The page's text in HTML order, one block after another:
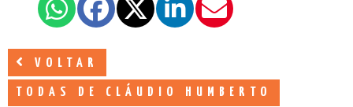
VOLTAR
TODAS DE CLÁUDIO HUMBERTO